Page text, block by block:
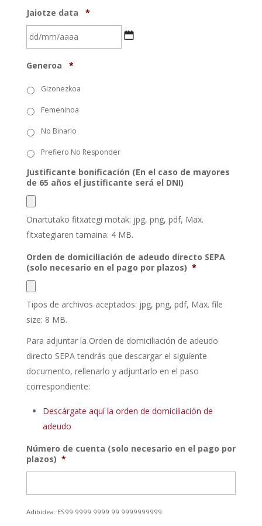
Jaiotze data *
barra
MM
YYYY
Generoa *
Gizonezkoa
Femeninoa
No Binario
Prefiero No Responder
Justificante bonificación (En el caso de mayores
de 65 años el justificante será el DNI)
Onartutako fitxategi motak: jpg, png, pdf, Max.
fitxategiaren tamaina: 4 MB.
Orden de domiciliación de adeudo directo SEPA
(solo necesario en el pago por plazos) *
Tipos de archivos aceptados: jpg, png, pdf, Max. file
size: 8 MB.
Para adjuntar la Orden de domiciliación de adeudo
directo SEPA tendrás que descargar el siguiente
documento, rellenarlo y adjuntarlo en el paso
correspondiente:
Descárgate aquí la orden de domiciliación de
adeudo
Número de cuenta (solo necesario en el pago por
plazos) *
Adibidea: ES99 9999 9999 99 9999999999